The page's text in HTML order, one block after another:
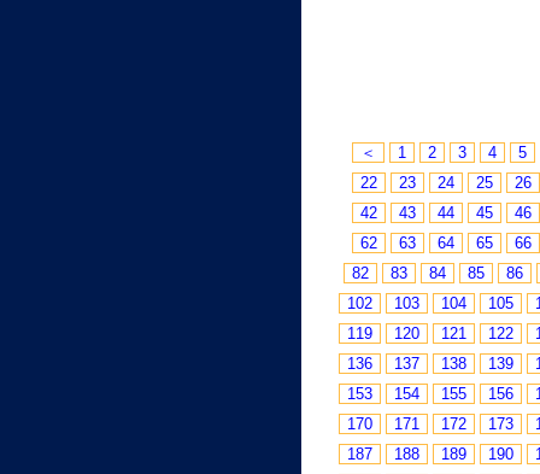
＜ 1 2 3 4
5
22
23 24 25
26
42
43 44 45
46
62
63 64 65
66
82
83 84 85
86
102
103 104 105
119
120 121 122
136
137 138 139
153
154 155 156
170
171 172 173
187
188 189 190